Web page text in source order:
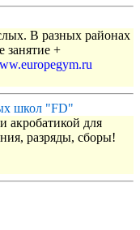
В разных районах
занятие +
школ "FD"
акробатикой для
разряды, сборы!